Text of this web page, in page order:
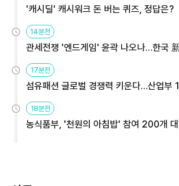
'캐시딜' 캐시워크 돈 버는 퀴즈, 정답은?
14분전
관세전쟁 '엔드게임' 윤곽 나오나…한국
용해야
17분전
섬유패션 글로벌 경쟁력 키운다…산업부
원
18분전
농식품부, '천원의 아침밥' 참여 200개